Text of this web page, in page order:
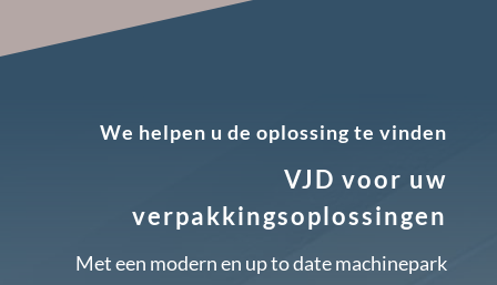
We helpen u de oplossing te vinden
VJD voor uw
verpakkingsoplossingen
Met een modern en up to date machinepark